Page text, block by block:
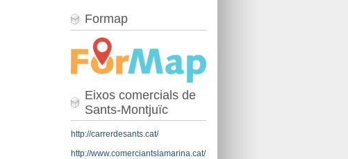
Formap
Eixos comercials de
Sants-Montjuïc
http://carrerdesants.cat/
http://www.comerciantslamarina.cat/